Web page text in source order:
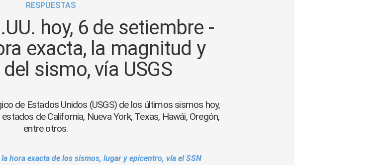
RESPUESTAS
hoy, 6 de setiembre -
exacta, la magnitud y
sismo, vía USGS
de Estados Unidos (USGS) de los últimos sismos hoy,
de California, Nueva York, Texas, Hawái, Oregón,
entre otros.
hora exacta de los sismos, lugar y epicentro, vía el SSN